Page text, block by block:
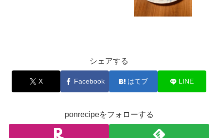
シェアする
X Facebook はてブ LINE
ponrecipeをフォローする